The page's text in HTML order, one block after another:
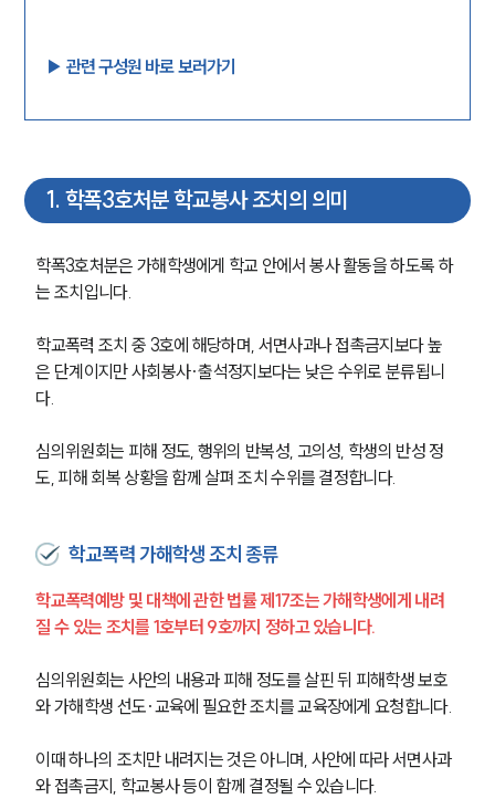
▶︎ 관련 구성원 바로 보러가기
1 . 학폭3호처분 학교봉사 조치의 의미
학폭3호처분은 가해학생에게 학교 안에서 봉사 활동을 하도록 하
는 조치입니다.
학교폭력 조치 중 3호에 해당하며, 서면사과나 접촉금지보다 높
은 단계이지만 사회봉사·출석정지보다는 낮은 수위로 분류됩니
다.
심의위원회는 피해 정도, 행위의 반복성, 고의성, 학생의 반성 정
도, 피해 회복 상황을 함께 살펴 조치 수위를 결정합니다.
학교폭력 가해학생 조치 종류
학교폭력예방 및 대책에 관한 법률 제17조는 가해학생에게 내려
질 수 있는 조치를 1호부터 9호까지 정하고 있습니다.
심의위원회는 사안의 내용과 피해 정도를 살핀 뒤 피해학생 보호
와 가해학생 선도·교육에 필요한 조치를 교육장에게 요청합니다.
이때 하나의 조치만 내려지는 것은 아니며, 사안에 따라 서면사과
와 접촉금지, 학교봉사 등이 함께 결정될 수 있습니다.